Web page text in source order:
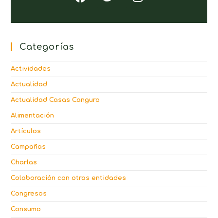
Categorías
Actividades
Actualidad
Actualidad Casas Canguro
Alimentación
Artículos
Campañas
Charlas
Colaboración con otras entidades
Congresos
Consumo